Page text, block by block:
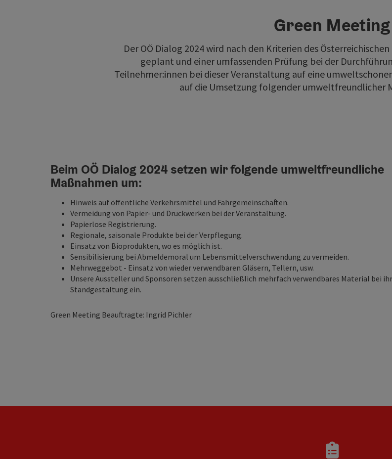
Green Meeting
Der OÖ Dialog 2024 wird nach den Kriterien des
geplant und einer umfassenden Prüfung bei der
Teilnehmer:innen bei dieser Veranstaltung auf eine
auf die Umsetzung folgender umweltfreundlicher
Beim OÖ Dialog 2024 setzen wir folgende umweltfreundliche
Maßnahmen um:
Hinweis auf öffentliche Verkehrsmittel und Fahrgemeinschaften.
Vermeidung von Papier- und Druckwerken bei der Veranstaltung.
Papierlose Registrierung.
Regionale, saisonale Produkte bei der Verpflegung.
Einsatz von Bioprodukten, wo es möglich ist.
Sensibilisierung bei Abmeldemoral um Lebensmittelverschwendung zu vermeiden.
Mehrweggebot - Einsatz von wieder verwendbaren Gläsern, Tellern, usw.
Unsere Aussteller und Sponsoren setzen ausschließlich mehrfach verwendbares Material bei
Standgestaltung ein.
Green Meeting Beauftragte: Ingrid Pichler